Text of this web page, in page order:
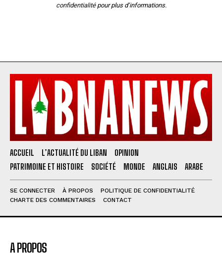
confidentialitépour plus d’informations.
ACCUEIL L’ACTUALITÉ DU LIBAN
OPINION
PATRIMOINE ET HISTOIRE
SOCIÉTÉ MONDE ANGLAIS ARABE
SE CONNECTER À PROPOS
POLITIQUE DE CONFIDENTIALITÉ
CHARTE DES COMMENTAIRES
CONTACT
A PROPOS